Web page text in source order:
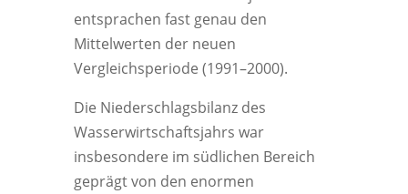
entsprachen fast genau den
Mittelwerten der neuen
Vergleichsperiode (1991–2000).
Die Niederschlagsbilanz des
Wasserwirtschaftsjahrs war
insbesondere im südlichen Bereich
geprägt von den enormen